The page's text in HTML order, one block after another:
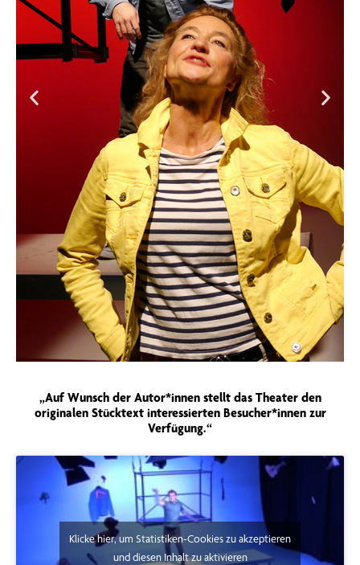
„Auf Wunsch der Autor*innen stellt das Theater den
originalen Stücktext interessierten Besucher*innen zur
Verfügung.“
Klicke hier, um Statistiken-Cookies zu akzeptieren
und diesen Inhalt zu aktivieren